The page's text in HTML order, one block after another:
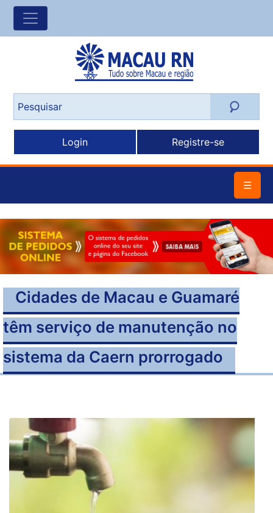
Login Registre-se
☰
Cidades de Macau e Guamaré
têm serviço de manutenção no
sistema da Caern prorrogado